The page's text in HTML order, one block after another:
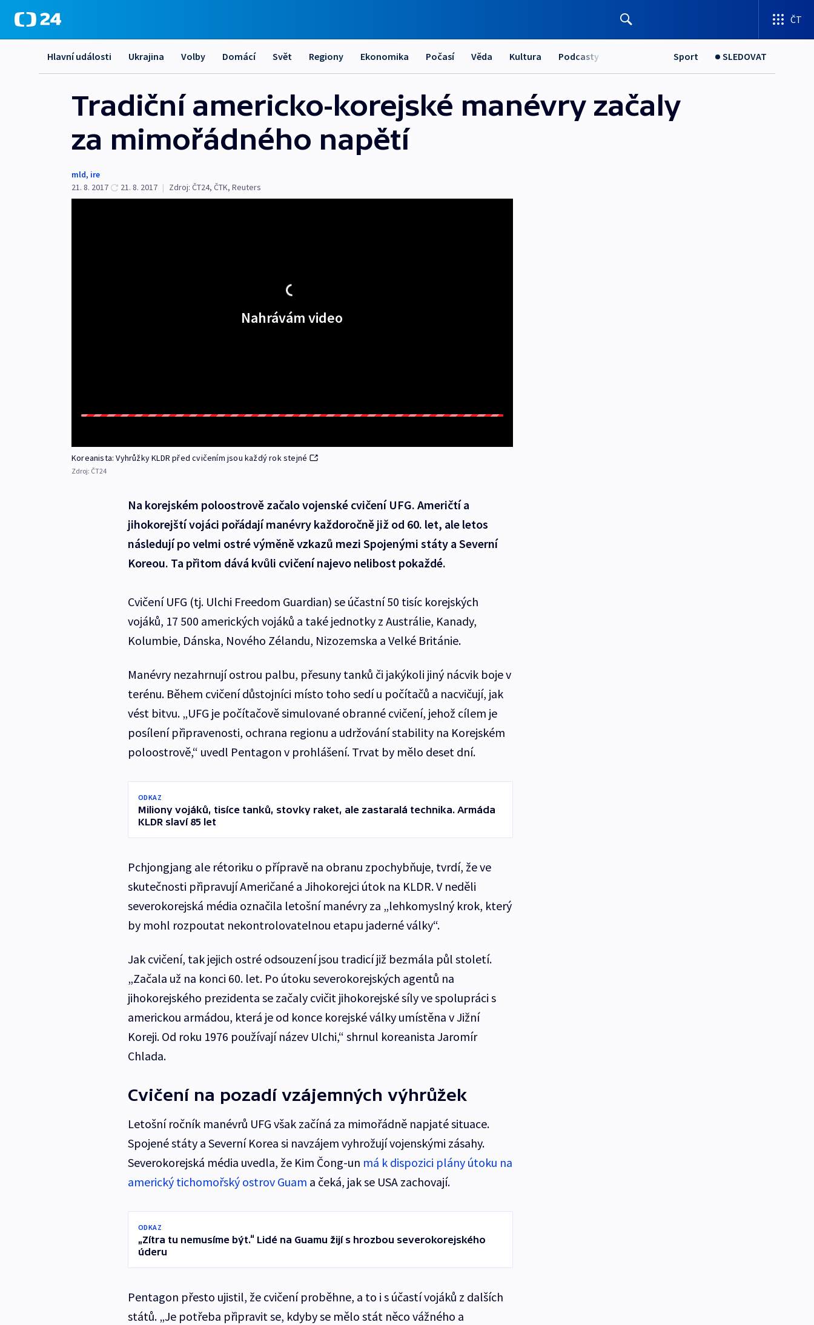
ČT
Hlavní události Ukrajina Volby Domácí Svět Regiony Ekonomika Počasí Věda Kultura Podcasty Sport SLEDOVAT
Tradiční americko-korejské manévry začaly
za mimořádného napětí
mld, ire
21. 8. 2017
21. 8. 2017 | Zdroj: ČT24, ČTK, Reuters
Nahrávám video
Koreanista: Vyhrůžky KLDR před cvičením jsou každý rok stejné
Zdroj: ČT24
Na korejském poloostrově začalo vojenské cvičení UFG. Američtí a
jihokorejští vojáci pořádají manévry každoročně již od 60. let, ale letos
následují po velmi ostré výměně vzkazů mezi Spojenými státy a Severní
Koreou. Ta přitom dává kvůli cvičení najevo nelibost pokaždé.
Cvičení UFG (tj. Ulchi Freedom Guardian) se účastní 50 tisíc korejských
vojáků, 17 500 amerických vojáků a také jednotky z Austrálie, Kanady,
Kolumbie, Dánska, Nového Zélandu, Nizozemska a Velké Británie.
Manévry nezahrnují ostrou palbu, přesuny tanků či jakýkoli jiný nácvik boje v
terénu. Během cvičení důstojníci místo toho sedí u počítačů a nacvičují, jak
vést bitvu. „UFG je počítačově simulované obranné cvičení, jehož cílem je
posílení připravenosti, ochrana regionu a udržování stability na Korejském
poloostrově,“ uvedl Pentagon v prohlášení. Trvat by mělo deset dní.
ODKAZ
Miliony vojáků, tisíce tanků, stovky raket, ale zastaralá technika. Armáda
KLDR slaví 85 let
Pchjongjang ale rétoriku o přípravě na obranu zpochybňuje, tvrdí, že ve
skutečnosti připravují Američané a Jihokorejci útok na KLDR. V neděli
severokorejská média označila letošní manévry za „lehkomyslný krok, který
by mohl rozpoutat nekontrolovatelnou etapu jaderné války“.
Jak cvičení, tak jejich ostré odsouzení jsou tradicí již bezmála půl století.
„Začala už na konci 60. let. Po útoku severokorejských agentů na
jihokorejského prezidenta se začaly cvičit jihokorejské síly ve spolupráci s
americkou armádou, která je od konce korejské války umístěna v Jižní
Koreji. Od roku 1976 používají název Ulchi,“ shrnul koreanista Jaromír
Chlada.
Cvičení na pozadí vzájemných výhrůžek
Letošní ročník manévrů UFG však začíná za mimořádně napjaté situace.
Spojené státy a Severní Korea si navzájem vyhrožují vojenskými zásahy.
Severokorejská média uvedla, že Kim Čong-un má k dispozici plány útoku na
americký tichomořský ostrov Guam a čeká, jak se USA zachovají.
ODKAZ
„Zítra tu nemusíme být.“ Lidé na Guamu žijí s hrozbou severokorejského
úderu
Pentagon přesto ujistil, že cvičení proběhne, a to i s účastí vojáků z dalších
států. „Je potřeba připravit se, kdyby se mělo stát něco vážného a